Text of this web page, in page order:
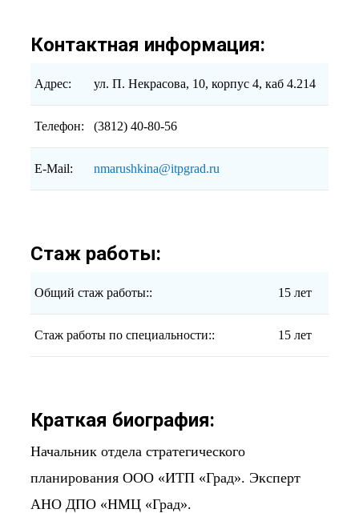
Контактная информация:
Адрес: ул. П. Некрасова, 10, корпус 4, каб 4.214
Телефон: (3812) 40-80-56
E-Mail: nmarushkina@itpgrad.ru
Стаж работы:
Общий стаж работы:: 15 лет
Стаж работы по специальности:: 15 лет
Краткая биография:
Начальник отдела стратегического
планирования ООО «ИТП «Град». Эксперт
АНО ДПО «НМЦ «Град».